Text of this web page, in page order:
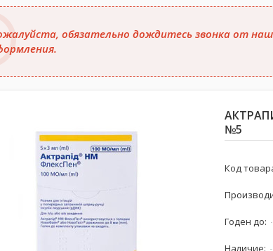
обязательно дождитесь звонка от
№5
Код
Годен до:
Наличие: